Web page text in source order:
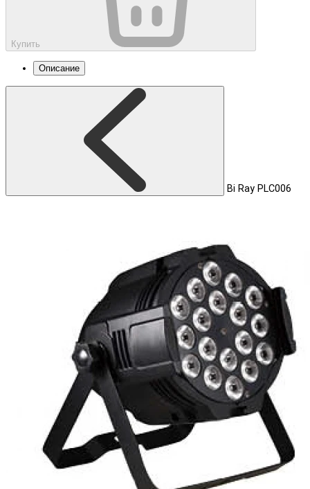
Купить
Описание
Bi Ray PLC006